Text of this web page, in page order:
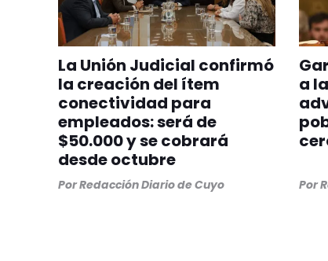
La Unión Judicial confirmó
la creación del ítem
conectividad para
empleados: será de
$50.000 y se cobrará
desde octubre
PorRedacción Diario de Cuyo
a
Por